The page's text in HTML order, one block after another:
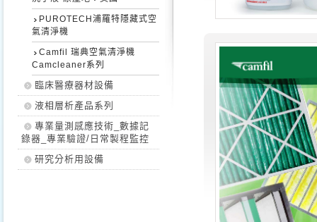
PUROTECH浦羅特隱藏式空
氣清淨機
Camfil 瑞典空氣清淨機
Camcleaner系列
臨床醫療器材設備
液相層析產品系列
專業量測感應技術_數據記
錄器_專業驗證/日常製程監控
研究分析用設備